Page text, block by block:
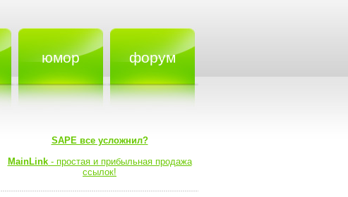
юмор форум
SAPE все усложнил?
MainLink- простая и прибыльная продажа
ссылок!